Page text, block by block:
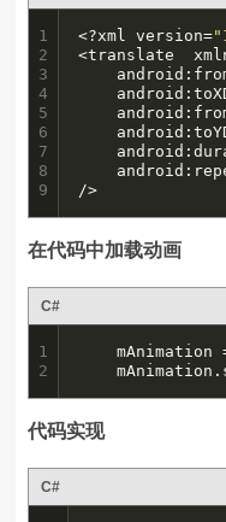
1
2
3
4
5
6
7
8
9
<?xml version=
<translate
/>
在代码中加载动画
C#
1
2
mAnimation
代码实现
C#